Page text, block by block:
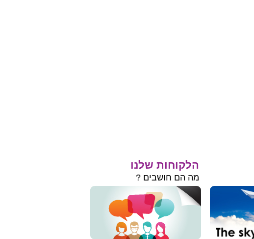
הלקוחות שלנו
מה הם חושבים ?